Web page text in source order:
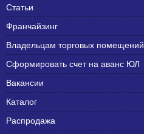
Статьи
Франчайзинг
Владельцам торговых помещений
Сформировать счет на аванс ЮЛ
Вакансии
Каталог
Распродажа